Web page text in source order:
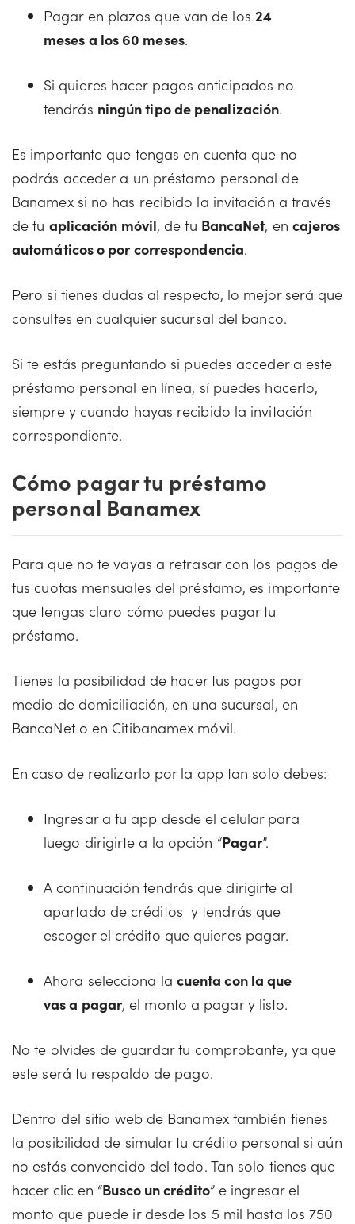
Pagar en plazos que van de los 24
meses a los 60 meses.
Si quieres hacer pagos anticipados no
tendrás ningún tipo de penalización.
Es importante que tengas en cuenta que no
podrás acceder a un préstamo personal de
Banamex si no has recibido la invitación a través
de tu aplicación móvil, de tu BancaNet, en cajeros
automáticos o por correspondencia.
Pero si tienes dudas al respecto, lo mejor será que
consultes en cualquier sucursal del banco.
Si te estás preguntando si puedes acceder a este
préstamo personal en línea, sí puedes hacerlo,
siempre y cuando hayas recibido la invitación
correspondiente.
Cómo pagar tu préstamo
personal Banamex
Para que no te vayas a retrasar con los pagos de
tus cuotas mensuales del préstamo, es importante
que tengas claro cómo puedes pagar tu
préstamo.
Tienes la posibilidad de hacer tus pagos por
medio de domiciliación, en una sucursal, en
BancaNet o en Citibanamex móvil.
En caso de realizarlo por la app tan solo debes:
Ingresar a tu app desde el celular para
luego dirigirte a la opción “Pagar”.
A continuación tendrás que dirigirte al
apartado de créditos y tendrás que
escoger el crédito que quieres pagar.
Ahora selecciona la cuenta con la que
vas a pagar, el monto a pagar y listo.
No te olvides de guardar tu comprobante, ya que
este será tu respaldo de pago.
Dentro del sitio web de Banamex también tienes
la posibilidad de simular tu crédito personal si aún
no estás convencido del todo. Tan solo tienes que
hacer clic en “Busco un crédito” e ingresar el
monto que puede ir desde los 5 mil hasta los 750